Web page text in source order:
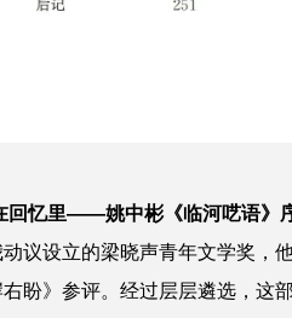
回忆里——姚中彬《临河呓语》
设立的梁晓声青年文学奖，
盼》参评。经过层层遴选，这